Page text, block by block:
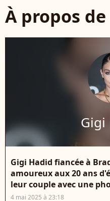
À propos de
Gigi
Gigi Hadid fiancée à
amoureux aux 20 ans
leur couple avec une
4 mai 2025 à 23:18